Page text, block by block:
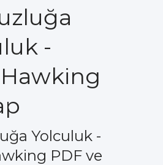
-
Yolculuk -
PDF ve